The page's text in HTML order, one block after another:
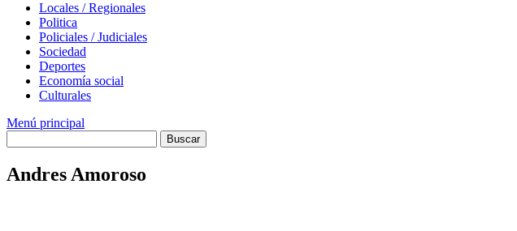
Locales / Regionales
Politica
Policiales / Judiciales
Sociedad
Deportes
Economía social
Culturales
Menú principal
Andres Amoroso